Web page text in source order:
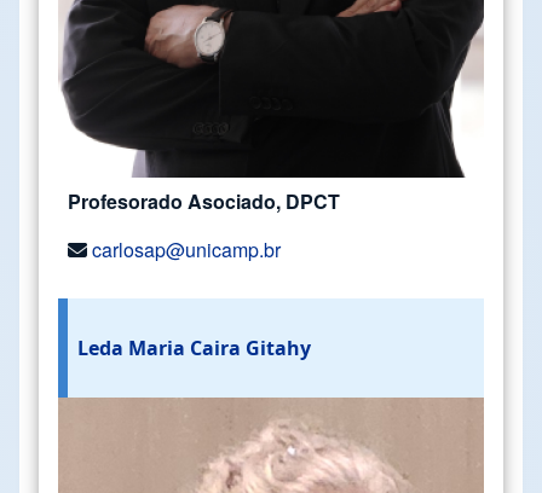
Profesorado Asociado, DPCT
carlosap@unicamp.br
Leda Maria Caira Gitahy